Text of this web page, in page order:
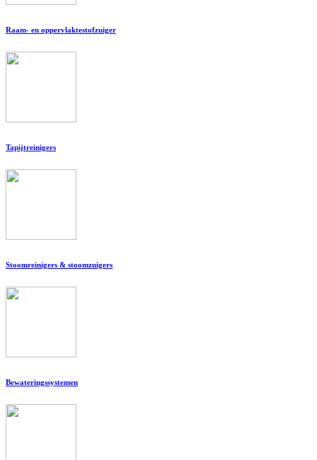
Raam- en oppervlaktestofzuiger
Tapijtreinigers
Stoomreinigers & stoomzuigers
Bewateringssystemen